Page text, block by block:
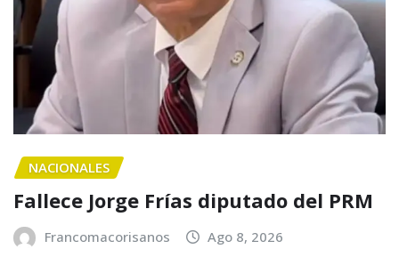
NACIONALES
Fallece Jorge Frías diputado del PRM
Francomacorisanos Ago 8, 2026